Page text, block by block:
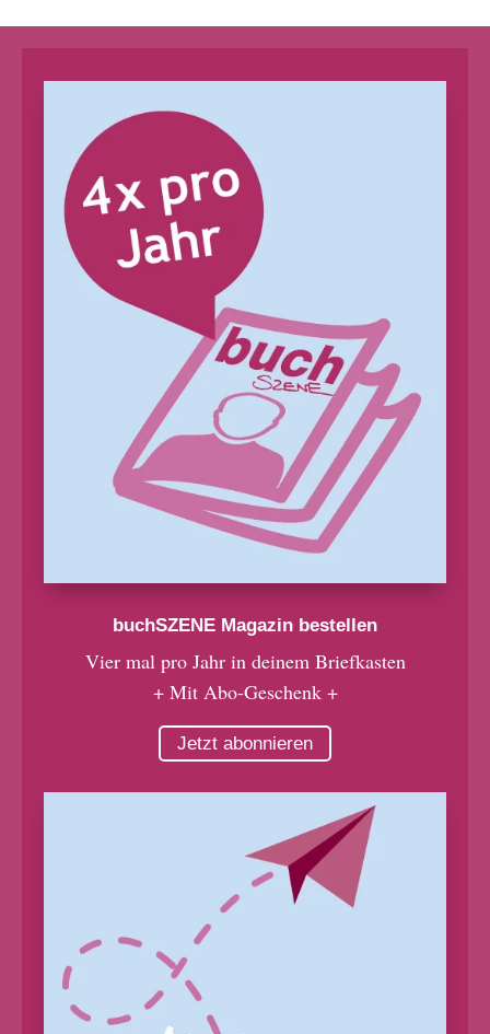
buchSZENE Magazin bestellen
Vier mal pro Jahr in deinem Briefkasten
+ Mit Abo-Geschenk +
Jetzt abonnieren